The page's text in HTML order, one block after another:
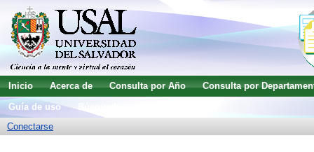
Inicio Acerca de Consulta por Año
Consulta por
Guía de uso
Conectarse